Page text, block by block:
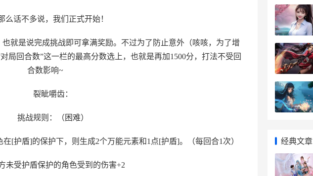
么话不多说，我们正式开始！
就是说完成挑战即可拿满奖励。不过为了防止意外（咳咳，为了增
局回合数”这一栏的最高分数选上，也就是再加1500分，打法不受回
合数影响~
裂眦嚼齿：
挑战规则：（困难）
[护盾]的保护下，则生成2个万能元素和1点[护盾]。（每回合1次）
未受护盾保护的角色受到的伤害+2
经典文章